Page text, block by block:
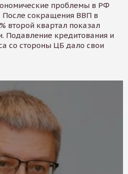
проблемы в РФ
После сокращения ВВП в
второй квартал показал
Подавление кредитования и
со стороны ЦБ дало свои